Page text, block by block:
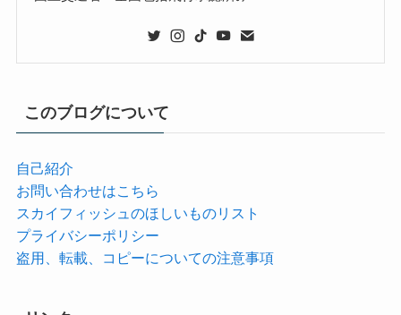
このブログについて
自己紹介
お問い合わせはこちら
スカイフィッシュのほしいものリスト
プライバシーポリシー
盗用、転載、コピーについての注意事項